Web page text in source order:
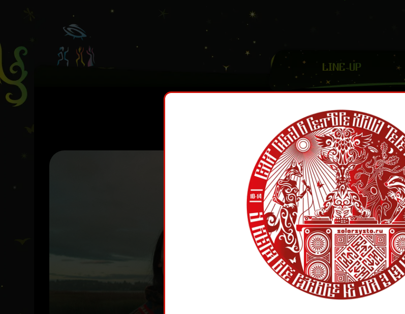
LINE-UP
Посредник
этнической
Проведет МК
разных народов
аккомпанемент
Звуковая
природного
Аккаунты в